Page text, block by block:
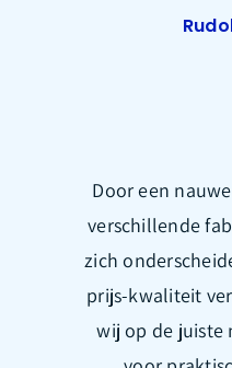
Door een
verschillende
zich
prijs-kwaliteit
wij op de juiste